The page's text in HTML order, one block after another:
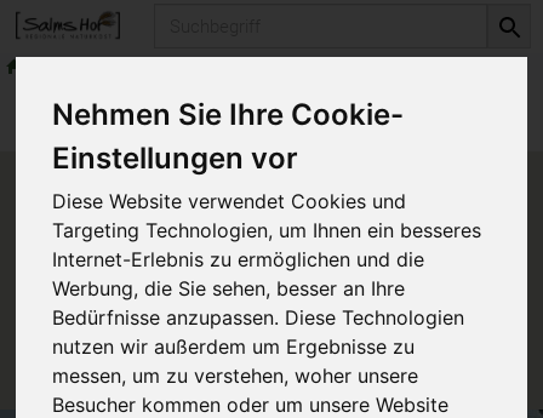
Nehmen Sie Ihre Cookie-
Einstellungen vor
Diese Website verwendet Cookies und
Targeting Technologien, um Ihnen ein besseres
Internet-Erlebnis zu ermöglichen und die
Werbung, die Sie sehen, besser an Ihre
Bedürfnisse anzupassen. Diese Technologien
nutzen wir außerdem um Ergebnisse zu
messen, um zu verstehen, woher unsere
Besucher kommen oder um unsere Website
Produkte
Naturkosmetika
Dr. Hauschka Kosmetik
Produkt "Augenbalsam 10 ml"
nicht verfügbar.
Das von Ihnen gesuchte Produkt ist leider zur Zeit
nicht verfügbar.